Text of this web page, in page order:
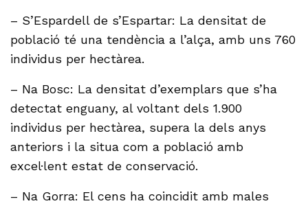
– S’Espardell de s’Espartar: La densitat de
població té una tendència a l’alça, amb uns 760
individus per hectàrea.
– Na Bosc: La densitat d’exemplars que s’ha
detectat enguany, al voltant dels 1.900
individus per hectàrea, supera la dels anys
anteriors i la situa com a població amb
excel·lent estat de conservació.
– Na Gorra: El cens ha coincidit amb males